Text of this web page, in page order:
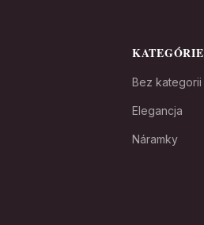
KATEGÓRIE
Bez kategorii
Elegancja
Náramky